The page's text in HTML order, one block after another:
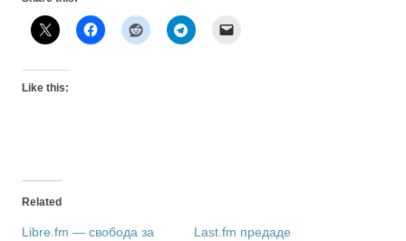
Like this:
Related
Libre.fm — свобода за
Last.fm предаде